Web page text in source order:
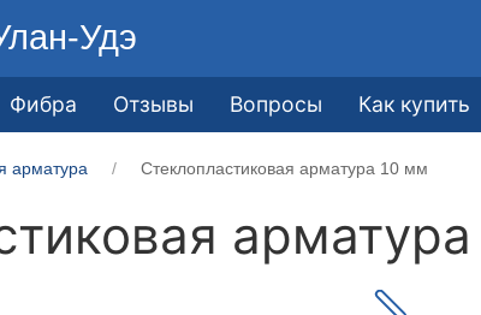
Удэ
Фибра Отзывы Вопросы Как купить
арматура Стеклопластиковая арматура 10 мм